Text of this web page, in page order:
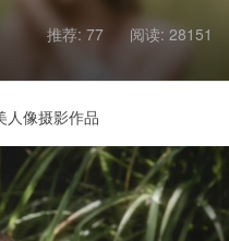
推荐: 77 阅读: 28151
人像摄影作品